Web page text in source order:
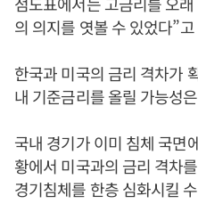
의 의지를 엿볼 수 있었다”
한국과 미국의 금리 격차가
내 기준금리를 올릴 가능성
국내 경기가 이미 침체 국면
황에서 미국과의 금리 격차
경기침체를 한층 심화시킬